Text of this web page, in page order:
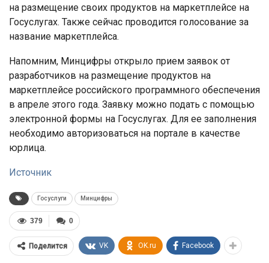
на размещение своих продуктов на маркетплейсе на
Госуслугах. Также сейчас проводится голосование за
название маркетплейса.
Напомним, Минцифры открыло прием заявок от
разработчиков на размещение продуктов на
маркетплейсе российского программного обеспечения
в апреле этого года. Заявку можно подать с помощью
электронной формы на Госуслугах. Для ее заполнения
необходимо авторизоваться на портале в качестве
юрлица.
Источник
Госуслуги Минцифры
0
379
Поделится VK OK.ru Facebook